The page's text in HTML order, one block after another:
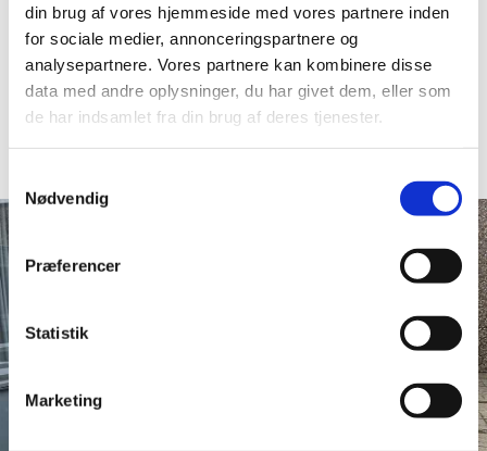
din brug af vores hjemmeside med vores partnere inden
for sociale medier, annonceringspartnere og
analysepartnere. Vores partnere kan kombinere disse
data med andre oplysninger, du har givet dem, eller som
de har indsamlet fra din brug af deres tjenester.
Nødvendig
Præferencer
Statistik
Marketing
og prisvenlig service hver gang. Med vores ekspertise
inden for kontorflytning kan du være sikker på, at dine
ejendele er i de bedste hænder, og at hele processen
vil forløbe smidigt.